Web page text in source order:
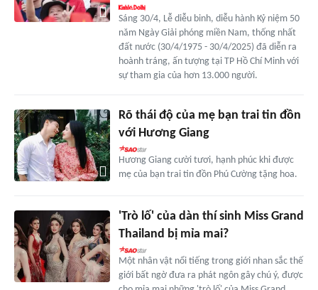
Sáng 30/4, Lễ diễu binh, diễu hành Kỷ niệm 50
năm Ngày Giải phóng miền Nam, thống nhất
đất nước (30/4/1975 - 30/4/2025) đã diễn ra
hoành tráng, ấn tượng tại TP Hồ Chí Minh với
sự tham gia của hơn 13.000 người.
Rõ thái độ của mẹ bạn trai tin đồn
với Hương Giang
Hương Giang cười tươi, hạnh phúc khi được
mẹ của bạn trai tin đồn Phú Cường tặng hoa.
'Trò lố' của dàn thí sinh Miss Grand
Thailand bị mỉa mai?
Một nhân vật nổi tiếng trong giới nhan sắc thế
giới bất ngờ đưa ra phát ngôn gây chú ý, được